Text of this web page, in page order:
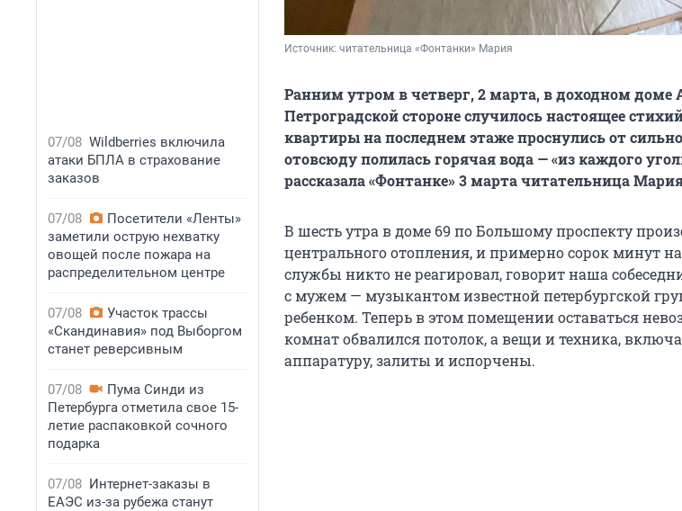
07/08 Wildberries включила
атаки БПЛА в страхование
заказов
07/08
Посетители «Ленты»
заметили острую нехватку
овощей после пожара на
распределительном центре
07/08
Участок трассы
«Скандинавия» под Выборгом
станет реверсивным
07/08
Пума Синди из
Петербурга отметила свое 15-
летие распаковкой сочного
подарка
07/08 Интернет-заказы в
ЕАЭС из-за рубежа станут
Источник: читательница «Фонтанки» Мария
Ранним утром в четверг, 2 марта, в доходном
Петроградской стороне случилось настоящее
квартиры на последнем этаже проснулись от
отовсюду полилась горячая вода — «из каждого
рассказала «Фонтанке» 3 марта читательница
В шесть утра в доме 69 по Большому проспекту
центрального отопления, и примерно сорок минут
службы никто не реагировал, говорит наша
с мужем — музыкантом известной петербургской
ребенком. Теперь в этом помещении оставаться
комнат обвалился потолок, а вещи и техника,
аппаратуру, залиты и испорчены.